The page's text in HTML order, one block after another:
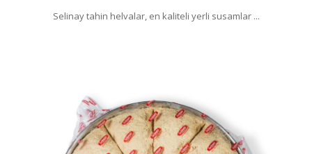
Selinay tahin helvalar, en kaliteli yerli susamlar ...